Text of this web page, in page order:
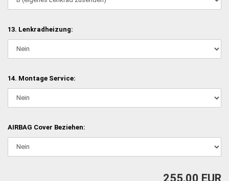
13. Lenkradheizung:
14. Montage Service:
AIRBAG Cover Beziehen:
255,00 EUR